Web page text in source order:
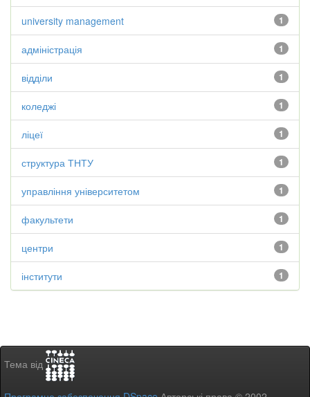
1
university management
1
адміністрація
1
відділи
1
коледжі
1
ліцеї
1
структура ТНТУ
1
управління університетом
1
факультети
1
центри
1
інститути
Тема від